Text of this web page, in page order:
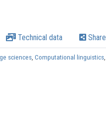
Technical data Share
sciences,Computational linguistics,